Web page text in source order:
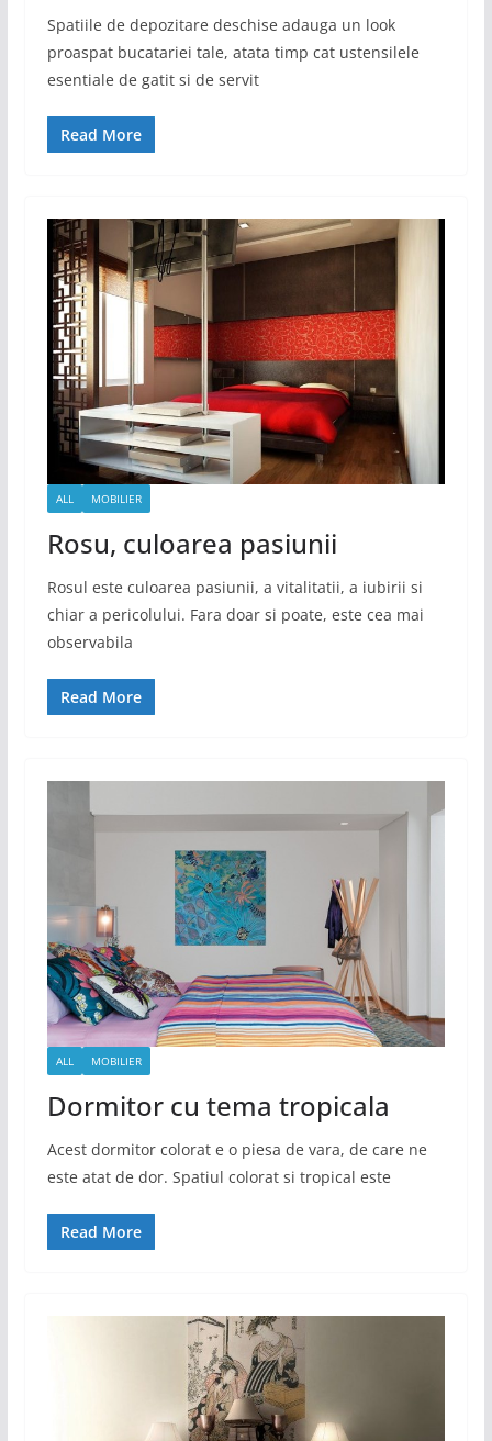
Spatiile de depozitare deschise adauga un look
proaspat bucatariei tale, atata timp cat ustensilele
esentiale de gatit si de servit
Read More
ALL MOBILIER
Rosu, culoarea pasiunii
Rosul este culoarea pasiunii, a vitalitatii, a iubirii si
chiar a pericolului. Fara doar si poate, este cea mai
observabila
Read More
ALL MOBILIER
Dormitor cu tema tropicala
Acest dormitor colorat e o piesa de vara, de care ne
este atat de dor. Spatiul colorat si tropical este
Read More